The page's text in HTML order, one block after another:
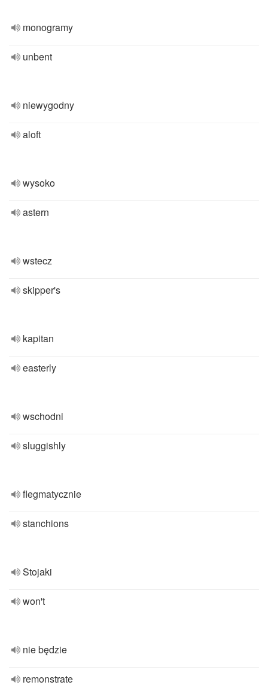
monogramy
unbent
niewygodny
aloft
wysoko
astern
wstecz
skipper's
kapitan
easterly
wschodni
sluggishly
flegmatycznie
stanchions
Stojaki
won't
nie będzie
remonstrate